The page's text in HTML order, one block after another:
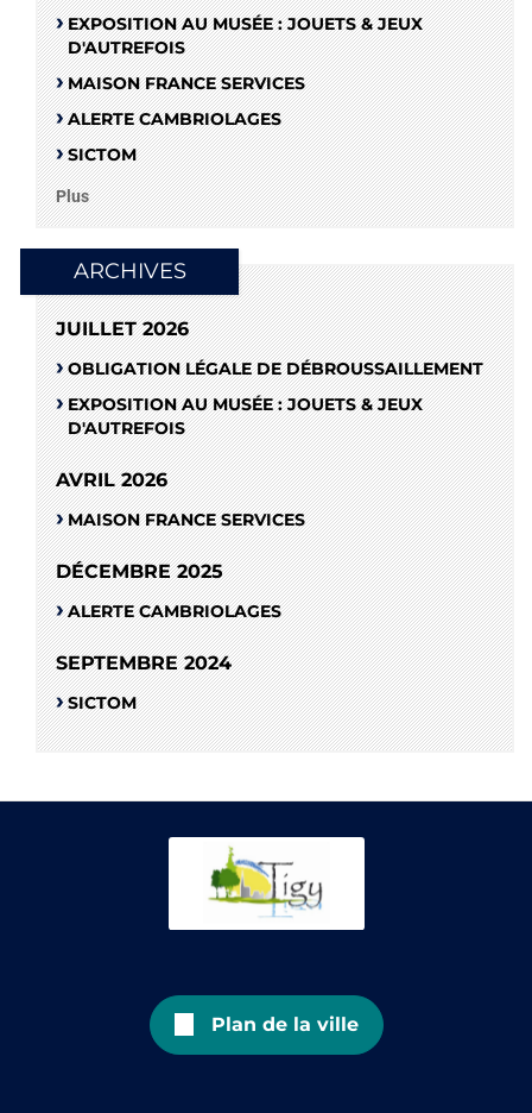
EXPOSITION AU MUSÉE : JOUETS & JEUX
D'AUTREFOIS
MAISON FRANCE SERVICES
ALERTE CAMBRIOLAGES
SICTOM
Plus
ARCHIVES
JUILLET 2026
OBLIGATION LÉGALE DE DÉBROUSSAILLEMENT
EXPOSITION AU MUSÉE : JOUETS & JEUX
D'AUTREFOIS
AVRIL 2026
MAISON FRANCE SERVICES
DÉCEMBRE 2025
ALERTE CAMBRIOLAGES
SEPTEMBRE 2024
SICTOM
Plan de la ville